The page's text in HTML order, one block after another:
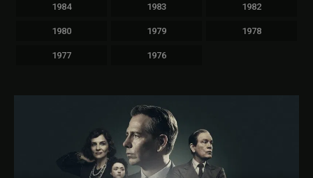
1984 1983 1982
1980 1979 1978
1977 1976